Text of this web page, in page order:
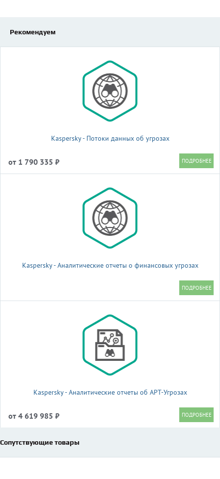
Рекомендуем
Kaspersky - Потоки данных об угрозах
от 1 790 335 ₽
Kaspersky - Аналитические отчеты о финансовых угрозах
Kaspersky - Аналитические отчеты об APT-Угрозах
от 4 619 985 ₽
Сопутствующие товары